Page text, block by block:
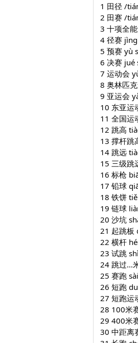
1 田径 /
2 田赛 /
3 十项全
4 径赛
5 预赛 yù
6 决赛 jué
7 运动会
8 奥林匹
9 亚运会
10 东亚运
11 全国
12 跳高
13 撑杆跳
14 跳远
15 三级跳
16 标枪
17 铅球
18 铁饼
19 链球
20 沙坑
21 起跳板
22 横杆
23 试跳
24 跳过…
25 赛跑
26 短跑
27 短跑运
28 100米
29 400米
30 中距离